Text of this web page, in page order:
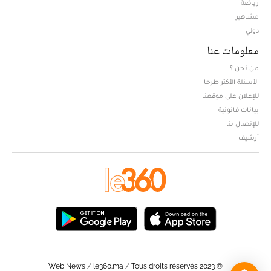
رياضة
مشاهير
دولي
معلومات عنا
من نحن ؟
الأسئلة الأكثر طرحا
للإعلان على موقعنا
بيانات قانونية
للإتصال بنا
أرشيف
© Web News / le360.ma / Tous droits réservés 2023